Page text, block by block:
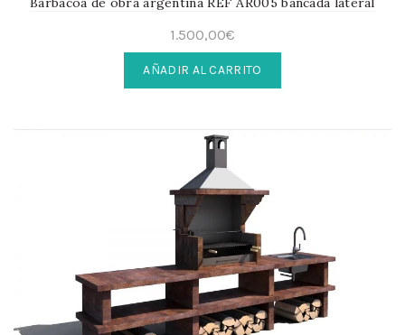
1.500,00€
AÑADIR AL CARRITO